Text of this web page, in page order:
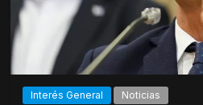
Interés General Noticias